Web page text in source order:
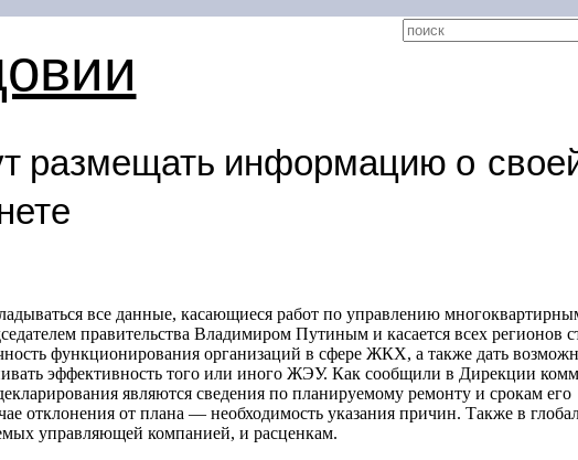
размещать информацию о
все данные, касающиеся работ по управлению
правительства Владимиром Путиным и касается всех регионов
функционирования организаций в сфере ЖКХ, а также дать
эффективность того или иного ЖЭУ. Как сообщили в Дирекции
являются сведения по планируемому ремонту и срокам его
отклонения от плана — необходимость указания причин. Также в
управляющей компанией, и расценкам.